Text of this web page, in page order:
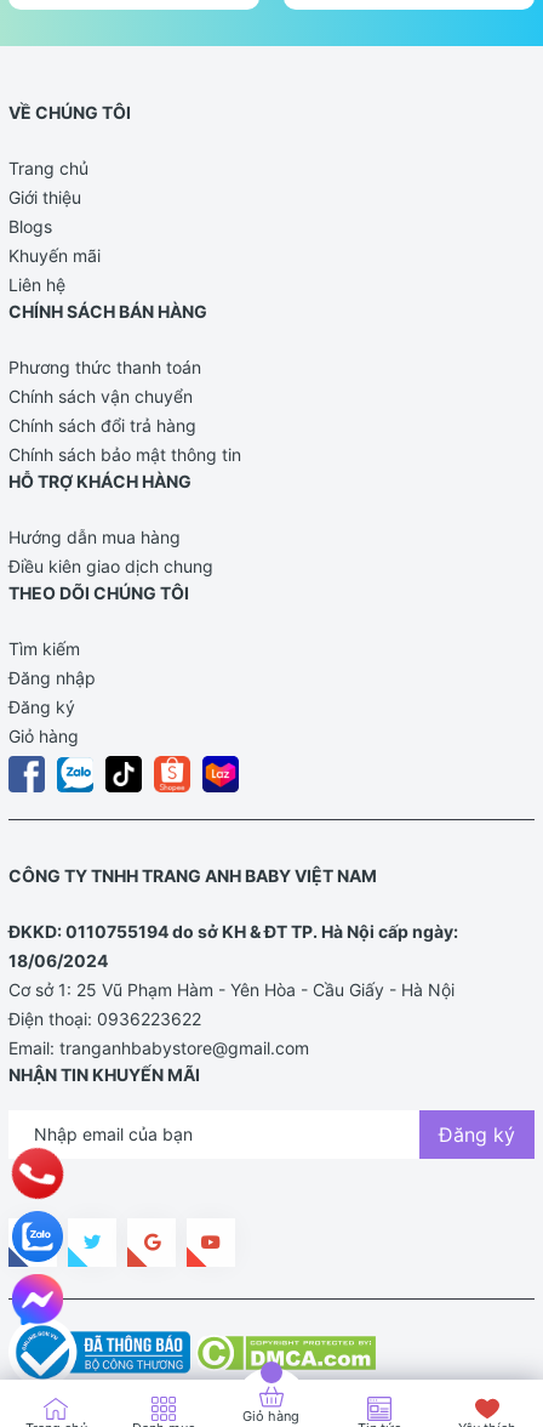
VỀ CHÚNG TÔI
Trang chủ
Giới thiệu
Blogs
Khuyến mãi
Liên hệ
CHÍNH SÁCH BÁN HÀNG
Phương thức thanh toán
Chính sách vận chuyển
Chính sách đổi trả hàng
Chính sách bảo mật thông tin
HỖ TRỢ KHÁCH HÀNG
Hướng dẫn mua hàng
Điều kiên giao dịch chung
THEO DÕI CHÚNG TÔI
Tìm kiếm
Đăng nhập
Đăng ký
Giỏ hàng
CÔNG TY TNHH TRANG ANH BABY VIỆT NAM
ĐKKD: 0110755194 do sở KH & ĐT TP. Hà Nội cấp ngày:
18/06/2024
Cơ sở 1: 25 Vũ Phạm Hàm - Yên Hòa - Cầu Giấy - Hà Nội
Điện thoại: 0936223622
Email: tranganhbabystore@gmail.com
NHẬN TIN KHUYẾN MÃI
Đăng ký
Bản quyền thuộc về TRANG ANH BABY STORE |Cung cấp bởiSapo
Giỏ hàng